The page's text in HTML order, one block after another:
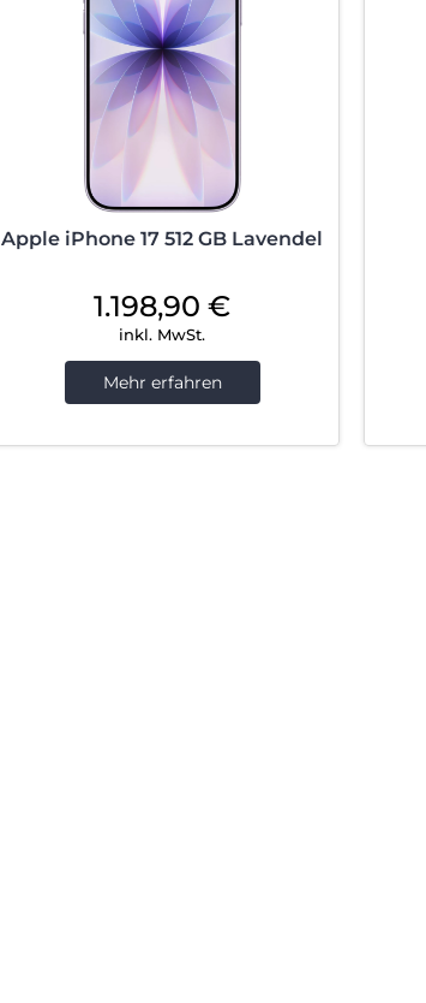
Apple iPhone 17 512 GB Lavendel
1.198,90€
inkl. MwSt.
Mehr erfahren